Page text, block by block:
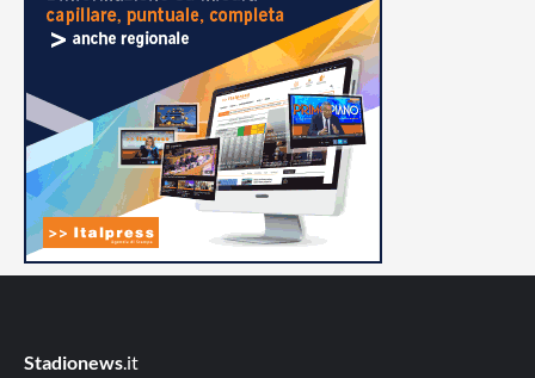
Stadionews .it